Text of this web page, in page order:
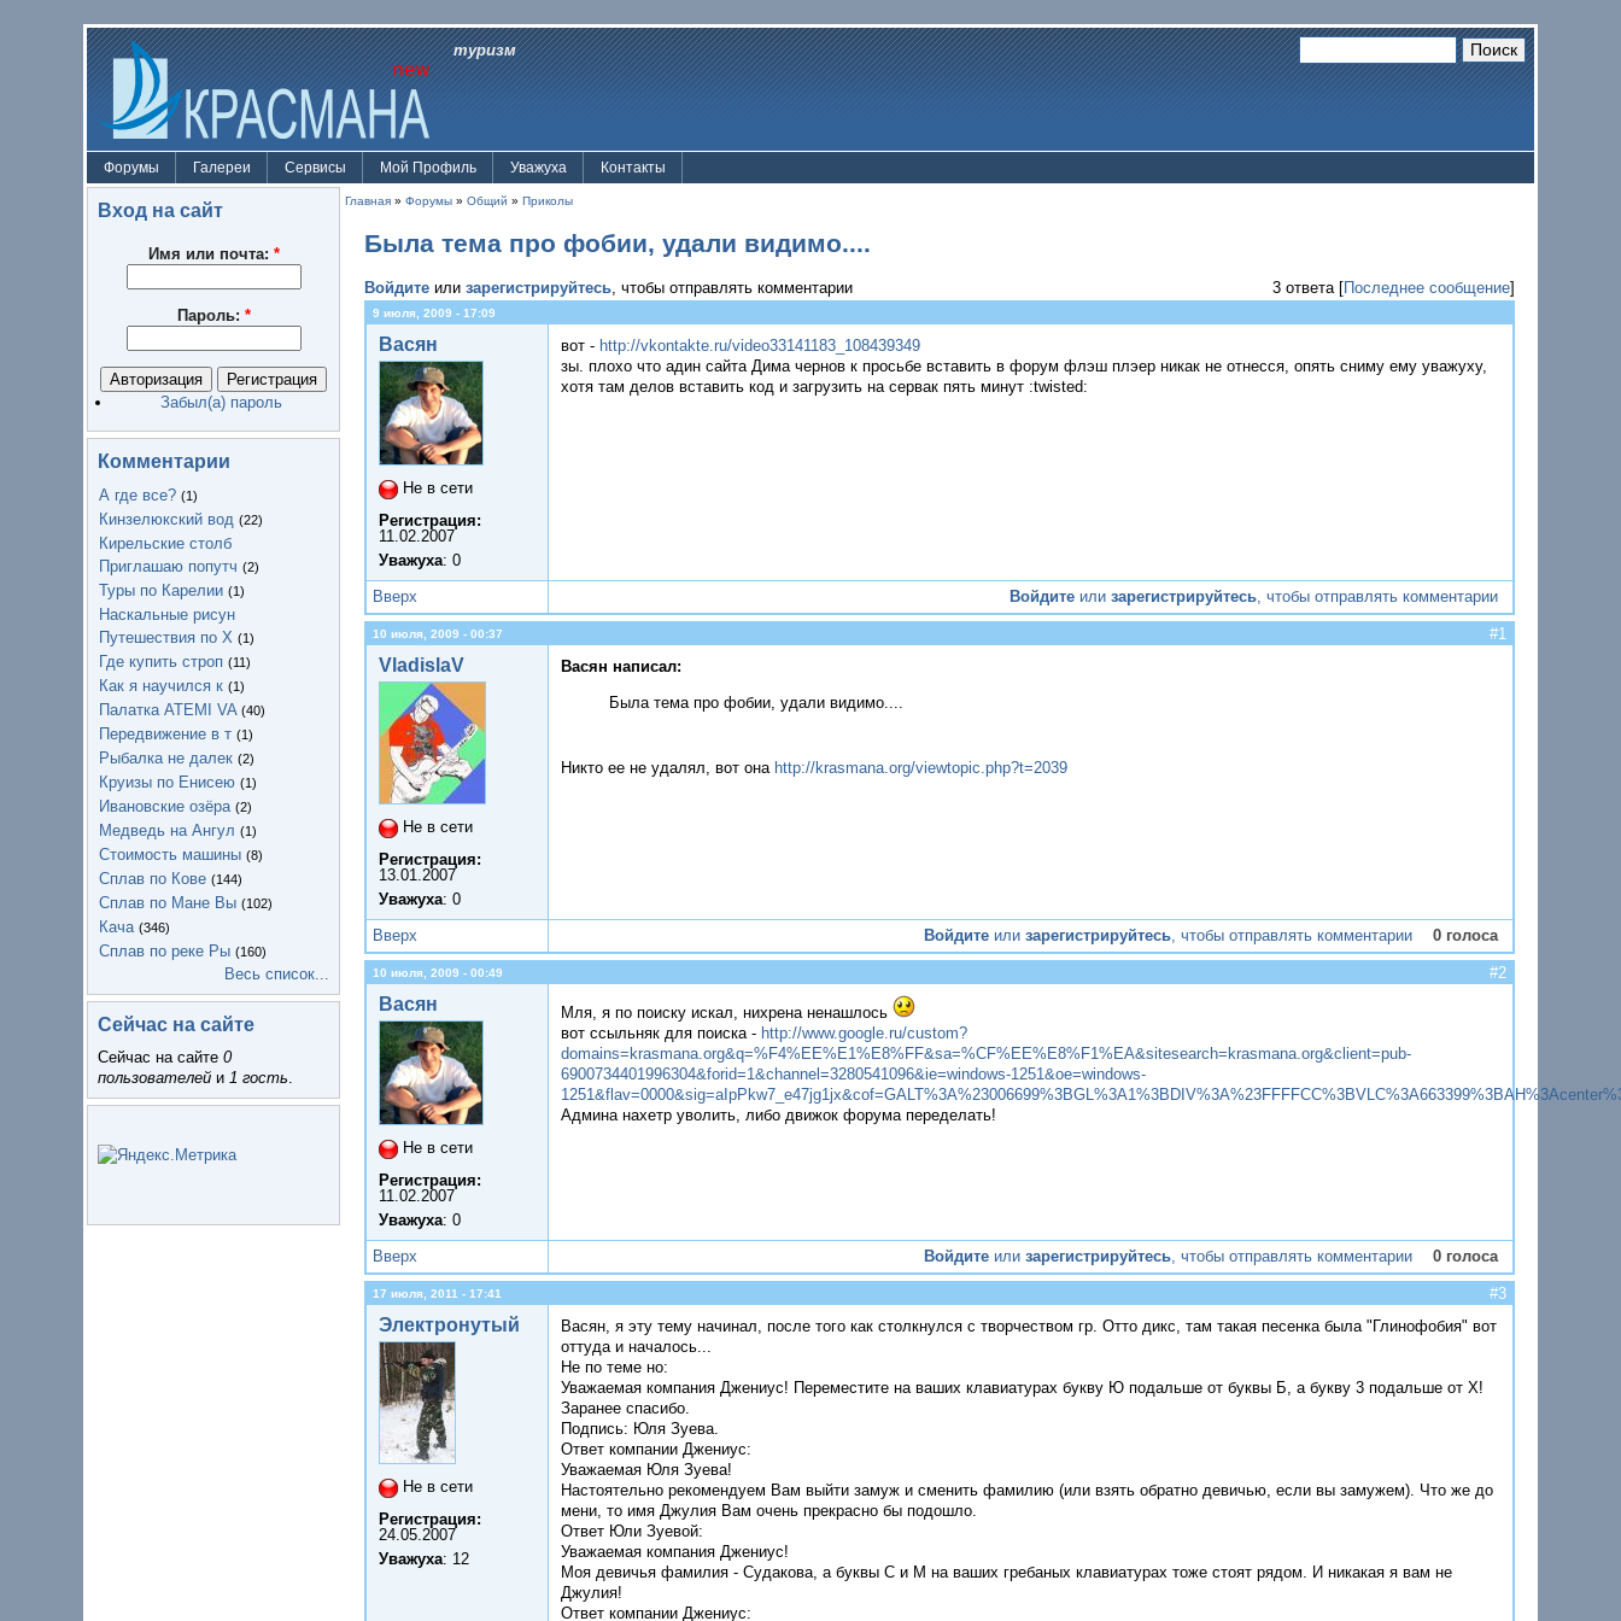
туризм
Форумы Галереи Сервисы Мой Профиль Уважуха Контакты
Вход на сайт
Имя или почта: *
Пароль: *
Забыл(а) пароль
Комментарии
А где все? (1)
Кинзелюкский вод (22)
Кирельские столб
Приглашаю попутч (2)
Туры по Карелии (1)
Наскальные рисун
Путешествия по Х (1)
Где купить строп (11)
Как я научился к (1)
Палатка ATEMI VA (40)
Передвижение в т (1)
Рыбалка не далек (2)
Круизы по Енисею (1)
Ивановские озёра (2)
Медведь на Ангул (1)
Стоимость машины (8)
Сплав по Кове (144)
Сплав по Мане Вы (102)
Кача (346)
Сплав по реке Ры (160)
Весь список...
Сейчас на сайте
Сейчас на сайте 0
пользователей и 1 гость.
Главная » Форумы » Общий » Приколы
Была тема про фобии, удали видимо....
Войдите или зарегистрируйтесь, чтобы отправлять комментарии 3 ответа [Последнее сообщение]
9 июля, 2009 - 17:09
Васян
Не в сети
Регистрация:
11.02.2007
Уважуха: 0
вот - http://vkontakte.ru/video33141183_108439349
зы. плохо что адин сайта Дима чернов к просьбе вставить в форум флэш плэер никак не отнесся, опять сниму ему уважуху,
хотя там делов вставить код и загрузить на сервак пять минут :twisted:
Вверх Войдите илизарегистрируйтесь, чтобы отправлять комментарии
10 июля, 2009 - 00:37 #1
VladislaV
Не в сети
Регистрация:
13.01.2007
Уважуха: 0
Васян написал:
Была тема про фобии, удали видимо....
Никто ее не удалял, вот она http://krasmana.org/viewtopic.php?t=2039
Вверх Войдите илизарегистрируйтесь, чтобы отправлять комментарии 0 голоса
10 июля, 2009 - 00:49 #2
Васян
Не в сети
Регистрация:
11.02.2007
Уважуха: 0
Мля, я по поиску искал, нихрена ненашлось
вот ссыльняк для поиска - http://www.google.ru/custom?
domains=krasmana.org&q=%F4%EE%E1%E8%FF&sa=%CF%EE%E8%F1%EA&sitesearch=krasmana.org&client=pub-
6900734401996304&forid=1&channel=3280541096&ie=windows-1251&oe=windows-
Админа нахетр уволить, либо движок форума переделать!
Вверх Войдите илизарегистрируйтесь, чтобы отправлять комментарии 0 голоса
17 июля, 2011 - 17:41 #3
Электронутый
Не в сети
Регистрация:
24.05.2007
Уважуха: 12
Васян, я эту тему начинал, после того как столкнулся с творчеством гр. Отто дикс, там такая песенка была "Глинофобия" вот
оттуда и началось...
Не по теме но:
Уважаемая компания Джениус! Переместите на ваших клавиатурах букву Ю подальше от буквы Б, а букву 3 подальше от Х!
Заранее спасибо.
Подпись: Юля Зуева.
Ответ компании Джениус:
Уважаемая Юля Зуева!
Настоятельно рекомендуем Вам выйти замуж и сменить фамилию (или взять обратно девичью, если вы замужем). Что же до
мени, то имя Джулия Вам очень прекрасно бы подошло.
Ответ Юли Зуевой:
Уважаемая компания Джениус!
Моя девичья фамилия - Судакова, а буквы С и М на ваших гребаных клавиатурах тоже стоят рядом. И никакая я вам не
Джулия!
Ответ компании Джениус: